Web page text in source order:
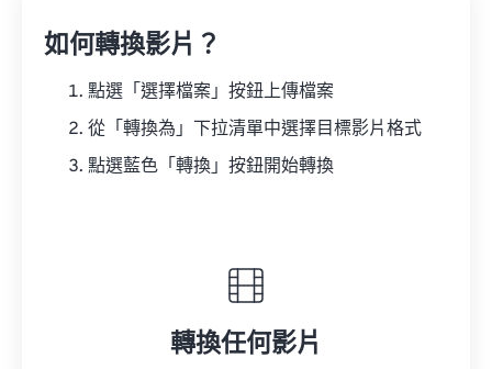
如何轉換影片？
點選「選擇檔案」按鈕上傳檔案
從「轉換為」下拉清單中選擇目標影片格式
點選藍色「轉換」按鈕開始轉換
轉換任何影片